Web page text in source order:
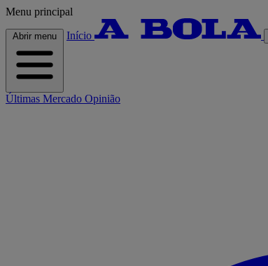
Menu principal
Abrir menu Início
Últimas Mercado Opinião